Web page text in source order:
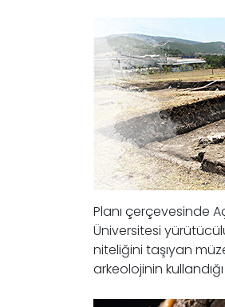
Planı çerçevesinde
Üniversitesi
niteliğini taşıyan
arkeolojinin